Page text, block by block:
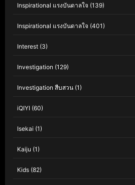
Inspirational แรงบันดาลใจ (139)
Inspirational แรงบันดาลใจ (401)
Interest (3)
Investigation (129)
Investigation สืบสวน (1)
iQIYI (60)
Isekai (1)
Kaiju (1)
Kids (82)